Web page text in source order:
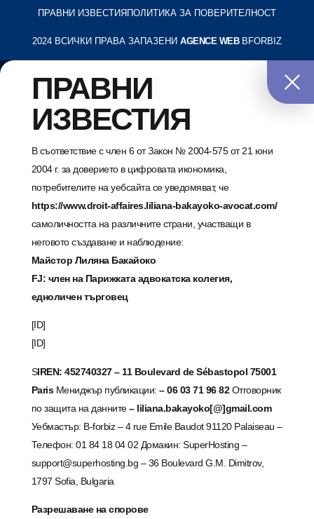
ПРАВНИ ИЗВЕСТИЯПОЛИТИКА ЗА ПОВЕРИТЕЛНОСТ
2024 ВСИЧКИ ПРАВА ЗАПАЗЕНИ AGENCE WEBBFORBIZ
ПРАВНИ
ИЗВЕСТИЯ
В съответствие с член 6 от Закон № 2004-575 от 21 юни
2004 г. за доверието в цифровата икономика,
потребителите на уебсайта се уведомяват, че
https://www.droit-affaires.liliana-bakayoko-avocat.com/
самоличността на различните страни, участващи в
неговото създаване и наблюдение:
Майстор Лиляна Бакайоко
FJ: член на Парижката адвокатска колегия,
едноличен търговец
[ID]
[ID]
SIREN: 452740327 – 11 Boulevard de Sébastopol 75001
ParisМениджър публикации: – 06 03 71 96 82Отговорник
по защита на данните– liliana.bakayoko[@]gmail.com
Уебмастър: B-forbiz – 4 rue Emile Baudot 91120 Palaiseau –
Телефон: 01 84 18 04 02 Домакин: SuperHosting –
support@superhosting.bg – 36 Boulevard G.M. Dimitrov,
1797 Sofia, Bulgaria
Разрешаване на спорове